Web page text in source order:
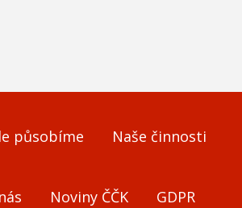
působíme Naše činnosti
Noviny ČČK GDPR